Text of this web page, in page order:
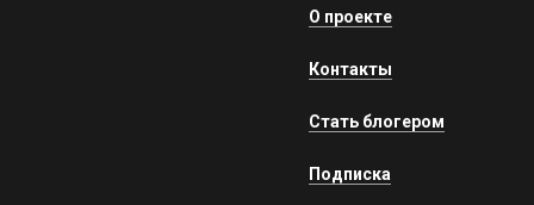
О проекте
Контакты
Стать блогером
Подписка